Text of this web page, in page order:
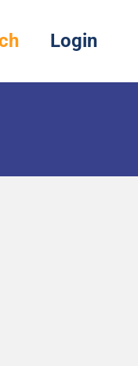
Login